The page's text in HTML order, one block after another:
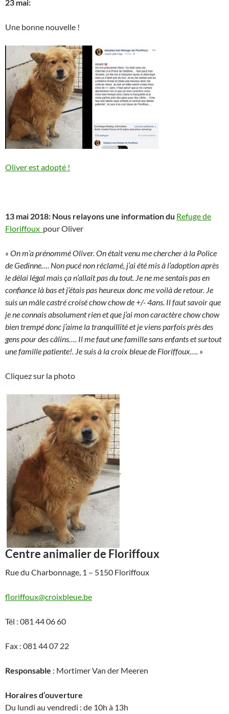
23 mai:
Une bonne nouvelle !
Oliver est adopté !
13 mai 2018: Nous relayons une information du Refuge de
Floriffoux pour Oliver
« On m’a prénommé Oliver. On était venu me chercher à la Police
de Gedinne…. Non pucé non réclamé, j’ai été mis à l’adoption après
le délai légal mais ça n’allait pas du tout. Je ne me sentais pas en
confiance là bas et j’étais pas heureux donc me voilà de retour. Je
suis un mâle castré croisé chow chow de +/- 4ans. Il faut savoir que
je ne connais absolument rien et que j’ai mon caractère chow chow
bien trempé donc j’aime la tranquillité et je viens parfois près des
gens pour des câlins…. Il me faut une famille sans enfants et surtout
une famille patiente!. Je suis à la croix bleue de Floriffoux…. »
Cliquez sur la photo
Centre animalier de Floriffoux
Rue du Charbonnage, 1 – 5150 Floriffoux
floriffoux@croixbleue.be
Tél : 081 44 06 60
Fax : 081 44 07 22
Responsable : Mortimer Van der Meeren
Horaires d’ouverture
Du lundi au vendredi : de 10h à 13h